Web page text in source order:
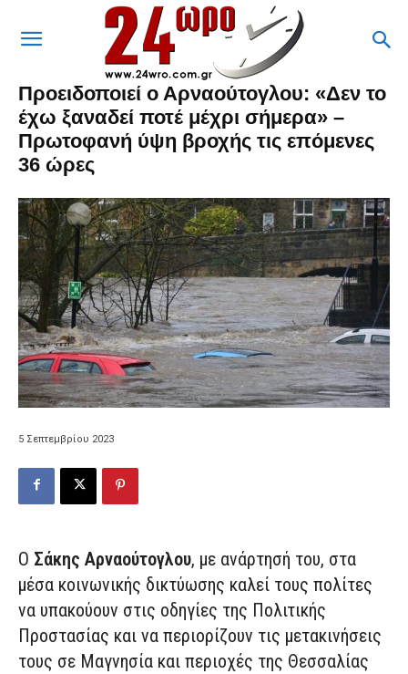
Προειδοποιεί ο Αρναούτογλου: «Δεν το
έχω ξαναδεί ποτέ μέχρι σήμερα» –
Πρωτοφανή ύψη βροχής τις επόμενες
36 ώρες
5 Σεπτεμβρίου 2023
Ο Σάκης Αρναούτογλου, με ανάρτησή του, στα
μέσα κοινωνικής δικτύωσης καλεί τους πολίτες
να υπακούουν στις οδηγίες της Πολιτικής
Προστασίας και να περιορίζουν τις μετακινήσεις
τους σε Μαγνησία και περιοχές της Θεσσαλίας